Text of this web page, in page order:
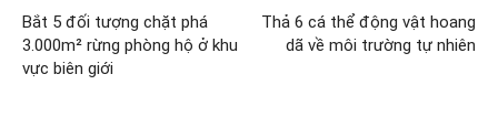
Bắt 5 đối tượng chặt phá
3.000m² rừng phòng hộ ở khu
vực biên giới
Thả 6 cá thể động vật hoang
dã về môi trường tự nhiên